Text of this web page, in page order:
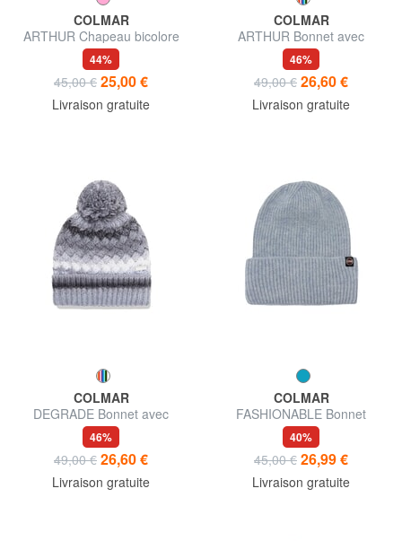
COLMAR
ARTHUR Chapeau bicolore
avec revers
44%
45,00 € 25,00 €
Livraison gratuite
COLMAR
ARTHUR Bonnet avec
pompon
46%
49,00 € 26,60 €
Livraison gratuite
COLMAR
DEGRADE Bonnet avec
pompon
46%
49,00 € 26,60 €
Livraison gratuite
COLMAR
FASHIONABLE Bonnet
40%
45,00 € 26,99 €
Livraison gratuite